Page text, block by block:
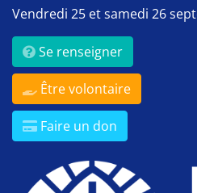
Vendredi 25 et samedi 26
Se renseigner
Être volontaire
Faire un don